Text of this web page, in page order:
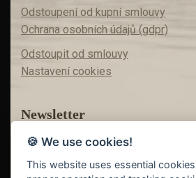
Odstoupení od kupní smlouvy
Ochrana osobních údajů (gdpr)
Odstoupit od smlouvy
Nastavení cookies
Newsletter
Máte zájem o akční nabídky?
Teď už vám nic neunikne!
🍪 We use cookies!
This website uses essential